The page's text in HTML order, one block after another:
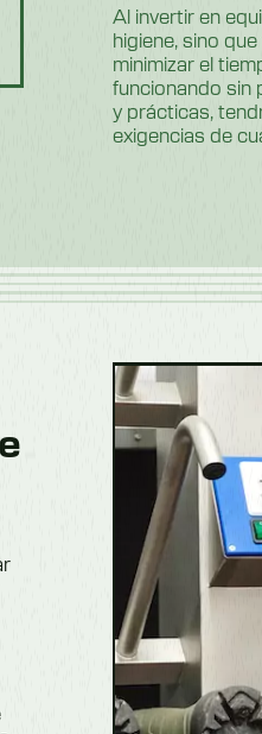
Al invertir en
higiene, sino
minimizar el
funcionando sin
y prácticas,
exigencias de